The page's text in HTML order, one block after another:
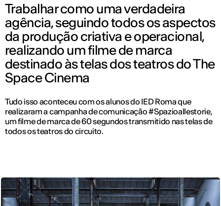
Trabalhar como uma verdadeira
agência, seguindo todos os aspectos
da produção criativa e operacional,
realizando um filme de marca
destinado às telas dos teatros do The
Space Cinema
Tudo isso aconteceu com os alunos do IED Roma que
realizaram a campanha de comunicação #Spazioallestorie,
um filme de marca de 60 segundos transmitido nas telas de
todos os teatros do circuito.